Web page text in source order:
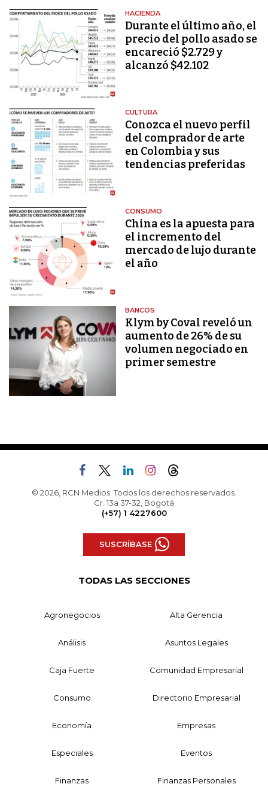
HACIENDA
Durante el último año, el
precio del pollo asado se
encareció $2.729 y
alcanzó $42.102
CULTURA
Conozca el nuevo perfil
del comprador de arte
en Colombia y sus
tendencias preferidas
CONSUMO
China es la apuesta para
el incremento del
mercado de lujo durante
el año
BANCOS
Klym by Coval reveló un
aumento de 26% de su
volumen negociado en
primer semestre
© 2026, RCN Medios. Todos los derechos reservados.
Cr. 13a 37-32, Bogotá
(+57) 1 4227600
SUSCRÍBASE
TODAS LAS SECCIONES
Agronegocios Alta Gerencia
Análisis Asuntos Legales
Caja Fuerte Comunidad Empresarial
Consumo Directorio Empresarial
Economía Empresas
Especiales Eventos
Finanzas Finanzas Personales